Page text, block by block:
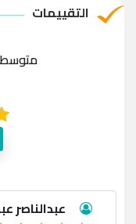
التقييمات
عبدالناصر